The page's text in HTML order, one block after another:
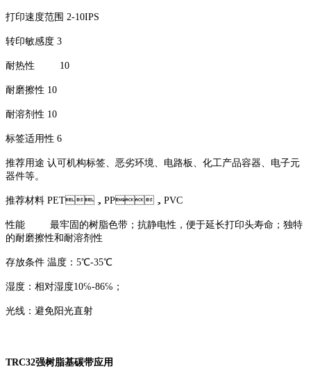
打印速度范围 2-10IPS
转印敏感度 3
耐热性 10
耐磨擦性 10
耐溶剂性 10
标签适用性 6
推荐用途 认可机构标签、恶劣环境、电路板、化工产品容器、电子元
器件等。
推荐材料 PET，PP，PVC
性能 最牢固的树脂色带；抗静电性，便于延长打印头寿命；独特
的耐磨擦性和耐溶剂性
存放条件 温度：5℃-35℃
湿度：相对湿度10℅-86℅；
光线：避免阳光直射
TRC32强树脂基碳带应用